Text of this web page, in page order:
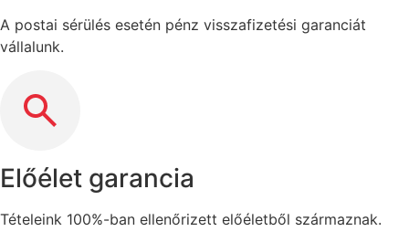
A postai sérülés esetén pénz visszafizetési garanciát
vállalunk.
Előélet garancia
Tételeink 100%-ban ellenőrizett előéletből származnak.